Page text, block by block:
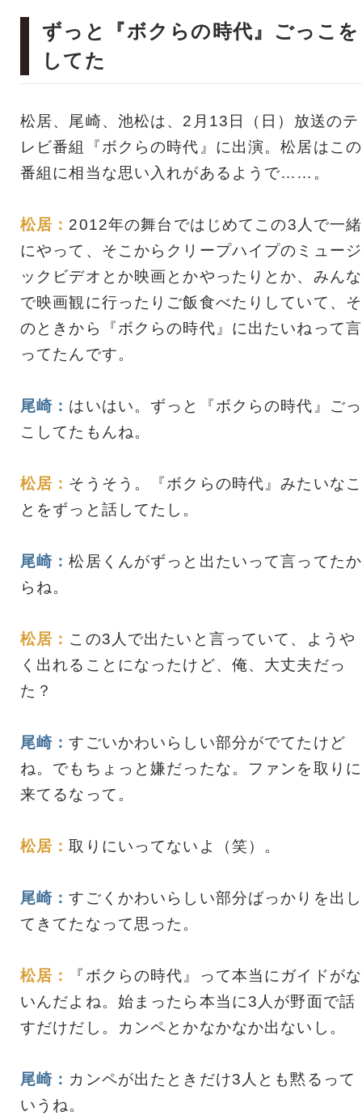
ずっと『ボクらの時代』ごっこを
してた
松居、尾崎、池松は、2月13日（日）放送のテ
レビ番組『ボクらの時代』に出演。松居はこの
番組に相当な思い入れがあるようで……。
松居： 2012年の舞台ではじめてこの3人で一緒
にやって、そこからクリープハイプのミュージ
ックビデオとか映画とかやったりとか、みんな
で映画観に行ったりご飯食べたりしていて、そ
のときから『ボクらの時代』に出たいねって言
ってたんです。
尾崎： はいはい。ずっと『ボクらの時代』ごっ
こしてたもんね。
松居： そうそう。『ボクらの時代』みたいなこ
とをずっと話してたし。
尾崎：松居くんがずっと出たいって言ってたか
らね。
松居： この3人で出たいと言っていて、ようや
く出れることになったけど、俺、大丈夫だっ
た？
尾崎：すごいかわいらしい部分がでてたけど
ね。でもちょっと嫌だったな。ファンを取りに
来てるなって。
松居：取りにいってないよ（笑）。
尾崎：すごくかわいらしい部分ばっかりを出し
てきてたなって思った。
松居：
『ボクらの時代』って本当にガイドがな
いんだよね。始まったら本当に3人が野面で話
すだけだし。カンペとかなかなか出ないし。
尾崎： カンペが出たときだけ3人とも黙るって
いうね。